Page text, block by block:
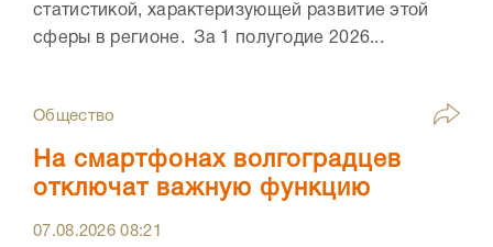
статистикой, характеризующей развитие этой
сферы в регионе. За 1 полугодие 2026...
Общество
На смартфонах волгоградцев
отключат важную функцию
07.08.202608:21